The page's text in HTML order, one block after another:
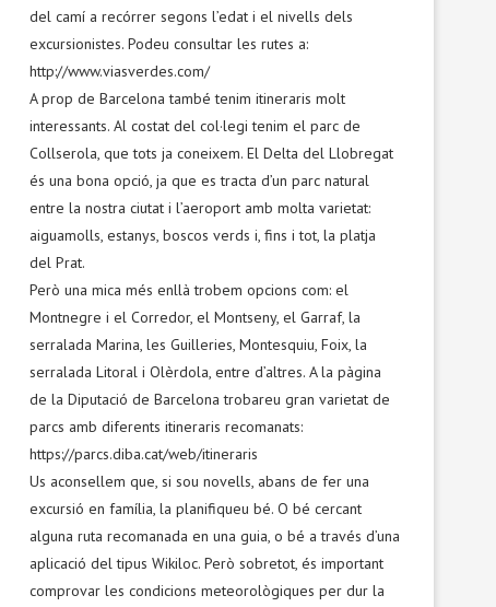
del camí a recórrer segons l’edat i el nivells dels
excursionistes. Podeu consultar les rutes a:
http://www.viasverdes.com/
A prop de Barcelona també tenim itineraris molt
interessants. Al costat del col·legi tenim el parc de
Collserola, que tots ja coneixem. El Delta del Llobregat
és una bona opció, ja que es tracta d’un parc natural
entre la nostra ciutat i l’aeroport amb molta varietat:
aiguamolls, estanys, boscos verds i, fins i tot, la platja
del Prat.
Però una mica més enllà trobem opcions com: el
Montnegre i el Corredor, el Montseny, el Garraf, la
serralada Marina, les Guilleries, Montesquiu, Foix, la
serralada Litoral i Olèrdola, entre d’altres. A la pàgina
de la Diputació de Barcelona trobareu gran varietat de
parcs amb diferents itineraris recomanats:
https://parcs.diba.cat/web/itineraris
Us aconsellem que, si sou novells, abans de fer una
excursió en família, la planifiqueu bé. O bé cercant
alguna ruta recomanada en una guia, o bé a través d’una
aplicació del tipus Wikiloc. Però sobretot, és important
comprovar les condicions meteorològiques per dur la